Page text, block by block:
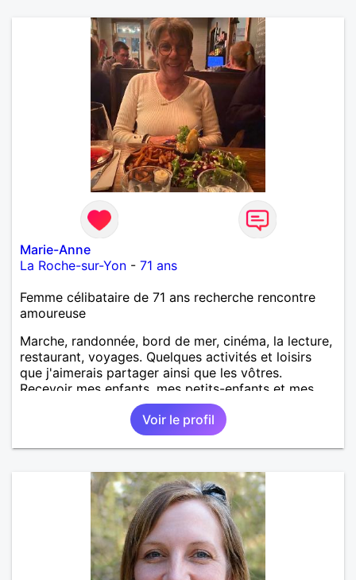
Marie-Anne
La Roche-sur-Yon - 71 ans
Femme célibataire de 71 ans recherche rencontre
amoureuse
Marche, randonnée, bord de mer, cinéma, la lecture,
restaurant, voyages. Quelques activités et loisirs
que j'aimerais partager ainsi que les vôtres.
Recevoir mes enfants, mes petits-enfants et mes
amis. Bénévolat auprès des enfants à l’école, pour le
cinéma indépendant... Se rencontrer, être à l’écoute,
échanger avec une personne de confiance, pour une
vie de partage, de tendresse. Les voyages et où
dehors des sentiers battus me raviraient. Je
m'engage à répondre à votre message. Au plaisir de
Voir le profil